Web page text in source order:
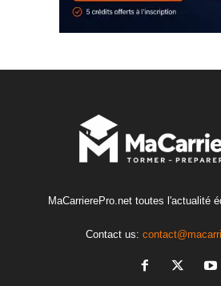
MaCarrierePro.net toutes l'actualité
Contact us: